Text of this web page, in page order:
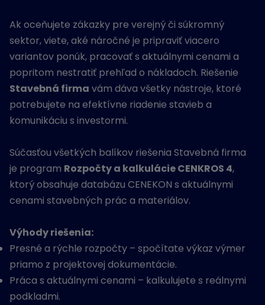
Ak oceňujete zákazky pre verejný či súkromný
sektor, viete, aké náročné je pripraviť viacero
variantov ponúk, pracovať s aktuálnymi cenami a
popritom nestratiť prehľad o nákladoch. Riešenie
Stavebná firma vám dáva všetky nástroje, ktoré
potrebujete na efektívne riadenie stavieb a
komunikáciu s investormi.
Súčasťou všetkých balíkov riešenia Stavebná firma
je program Rozpočty a kalkulácie CENKROS 4,
ktorý obsahuje databázu CENEKON s aktuálnymi
cenami stavebných prác a materiálov.
Výhody riešenia:
Presné a rýchle rozpočty – spočítate výkaz výmer
priamo z projektovej dokumentácie.
Práca s aktuálnymi cenami – kalkulujete s reálnymi
podkladmi.